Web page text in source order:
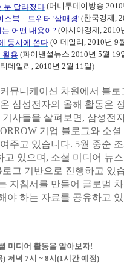
눈 달라졌다 (머니투데이방송 2010
스북ㆍ트위터 '삼매경' (한국경제,
는 어떤 내용이? (아시아경제, 2010
동시에 쏜다 (이데일리, 2010년 9
활용 (파이낸셜뉴스 2010년 5월 19
데일리, 2010년 2월 11일)
뮤니케이션 차원에서 블
삼성전자의 올해 활동은
기사들을 살펴보면, 삼성전
기업 블로그와 소
주고 있습니다. 5월 중순
고 있으며 , 소셜 미디어 뉴
그 기반으로 진행하고 있
지침서를 만들어 글로벌
야 하는 자료를 공유하고
미디어 활동을 알아보자!
) 저녁 7시 ~ 8시 (1시간 예정)